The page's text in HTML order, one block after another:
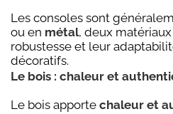
Les consoles sont
ou en métal, deux
robustesse et leur
décoratifs.
Le bois : chaleur et
Le bois apporte chaleur et